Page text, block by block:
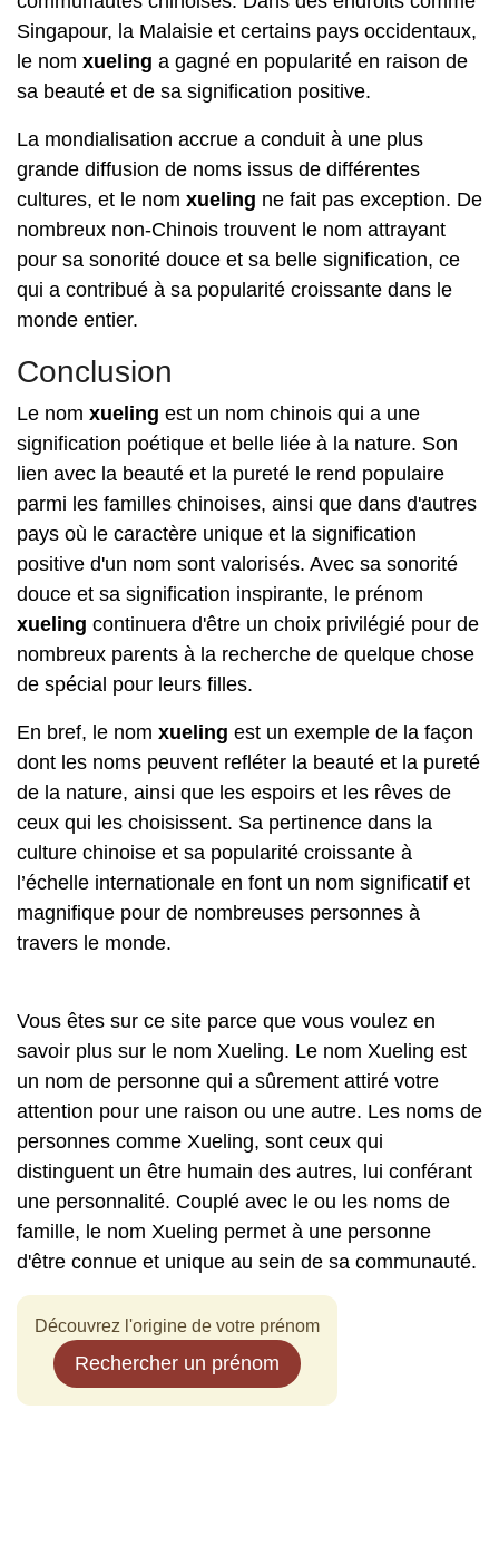
Singapour, la Malaisie et certains pays occidentaux,
le nom xueling a gagné en popularité en raison de
sa beauté et de sa signification positive.
La mondialisation accrue a conduit à une plus
grande diffusion de noms issus de différentes
cultures, et le nom xueling ne fait pas exception. De
nombreux non-Chinois trouvent le nom attrayant
pour sa sonorité douce et sa belle signification, ce
qui a contribué à sa popularité croissante dans le
monde entier.
Conclusion
Le nom xueling est un nom chinois qui a une
signification poétique et belle liée à la nature. Son
lien avec la beauté et la pureté le rend populaire
parmi les familles chinoises, ainsi que dans d'autres
pays où le caractère unique et la signification
positive d'un nom sont valorisés. Avec sa sonorité
douce et sa signification inspirante, le prénom
xueling continuera d'être un choix privilégié pour de
nombreux parents à la recherche de quelque chose
de spécial pour leurs filles.
En bref, le nom xueling est un exemple de la façon
dont les noms peuvent refléter la beauté et la pureté
de la nature, ainsi que les espoirs et les rêves de
ceux qui les choisissent. Sa pertinence dans la
culture chinoise et sa popularité croissante à
l’échelle internationale en font un nom significatif et
magnifique pour de nombreuses personnes à
travers le monde.
Vous êtes sur ce site parce que vous voulez en
savoir plus sur le nom Xueling. Le nom Xueling est
un nom de personne qui a sûrement attiré votre
attention pour une raison ou une autre. Les noms de
personnes comme Xueling, sont ceux qui
distinguent un être humain des autres, lui conférant
une personnalité. Couplé avec le ou les noms de
famille, le nom Xueling permet à une personne
d'être connue et unique au sein de sa communauté.
Découvrez l'origine de votre prénom
Rechercher un prénom